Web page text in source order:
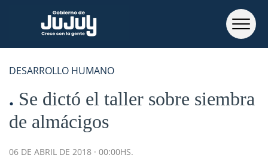
DESARROLLO HUMANO
Se dictó el taller sobre siembra
de almácigos
06 DE ABRIL DE 2018 · 00:00HS.